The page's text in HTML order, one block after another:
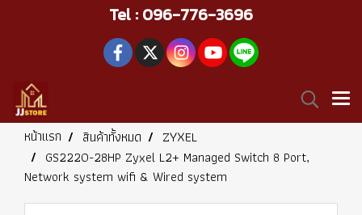
Tel : 096-776-3696
หน้าแรก สินค้าทั้งหมด
ZYXEL
GS2220-28HP Zyxel L2+ Managed Switch 8 Port,
Network system wifi & Wired system